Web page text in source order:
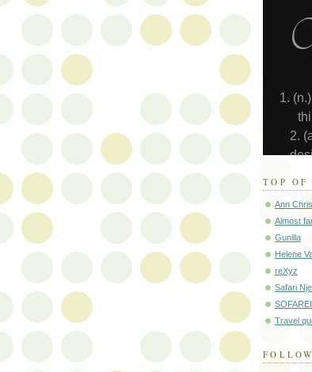
TOP OF
Ann
Almost
Gunilla
Helene
reXyz
Safari
Travel